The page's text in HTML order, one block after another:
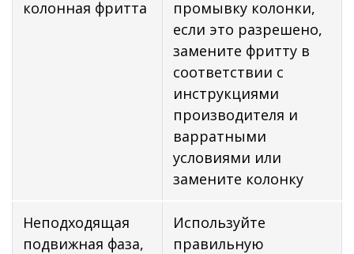
колонная фритта
промывку колонки,
если это разрешено,
замените фритту в
соответствии с
инструкциями
производителя и
варратными
условиями или
замените колонку
Неподходящая
подвижная фаза,
Используйте
правильную